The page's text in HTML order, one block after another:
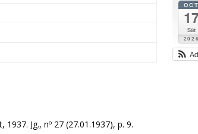
Jg., nº 27 (27.01.1937), p. 9.
OCT
Sat
2026